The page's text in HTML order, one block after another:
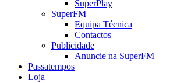
SuperPlay
SuperFM
Equipa Técnica
Contactos
Publicidade
Anuncie na SuperFM
Passatempos
Loja